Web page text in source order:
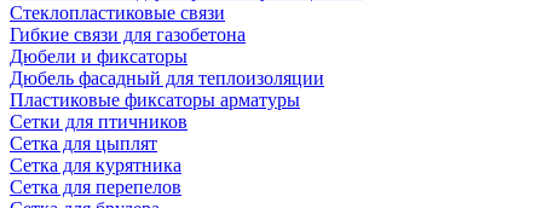
Стеклопластиковые связи
Гибкие связи для газобетона
Дюбели и фиксаторы
Дюбель фасадный для теплоизоляции
Пластиковые фиксаторы арматуры
Сетки для птичников
Сетка для цыплят
Сетка для курятника
Сетка для перепелов